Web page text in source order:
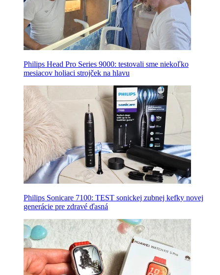
Philips Head Pro Series 9000: testovali sme niekoľko
mesiacov holiaci strojček na hlavu
Philips Sonicare 7100: TEST sonickej zubnej kefky novej
generácie pre zdravé ďasná